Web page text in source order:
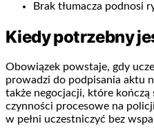
Brak tłumacza podnosi
Kiedy potrzebny
Obowiązek powstaje, gdy
prowadzi do podpisania aktu
także negocjacji, które
czynności procesowe na
w pełni uczestniczyć bez